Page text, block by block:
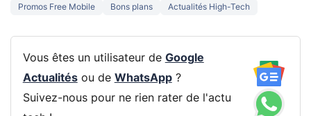
Promos Free Mobile Bons plans Actualités High-Tech
Vous êtes un utilisateur de Google
Actualitésou de WhatsApp?
Suivez-nous pour ne rien rater de l'actu